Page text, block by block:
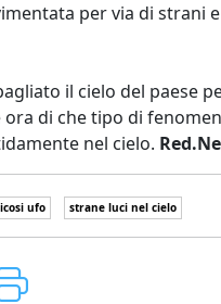
per via di strani
il cielo del paese
di che tipo di
nel cielo.
ufo strane luci nel cielo